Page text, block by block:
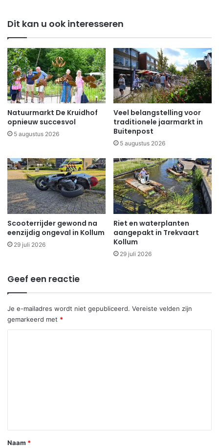
Dit kan u ook interesseren
Natuurmarkt De Kruidhof
opnieuw succesvol
5 augustus 2026
Veel belangstelling voor
traditionele jaarmarkt in
Buitenpost
5 augustus 2026
Scooterrijder gewond na
eenzijdig ongeval in Kollum
29 juli 2026
Riet en waterplanten
aangepakt in Trekvaart
Kollum
29 juli 2026
Geef een reactie
Je e-mailadres wordt niet gepubliceerd. Vereiste velden zijn
gemarkeerd met *
*
Naam *